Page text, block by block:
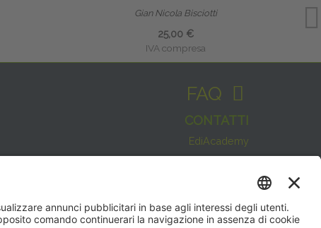
Gian Nicola Bisciotti
25,00 €
IVA compresa
FAQ
CONTATTI
EdiAcademy
Sede legale: V.le E. Forlanini, 21 - 20134, Milano
Partita IVA e Codice Fiscale: 07936030159
Questo sito utilizza i cookies per
possibile